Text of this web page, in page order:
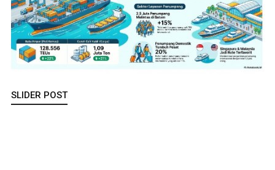
SLIDER POST